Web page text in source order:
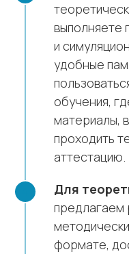
выполняете
и
удобные
обучения,
материалы,
проходить
аттестацию.
Для
предлагаем
формате,